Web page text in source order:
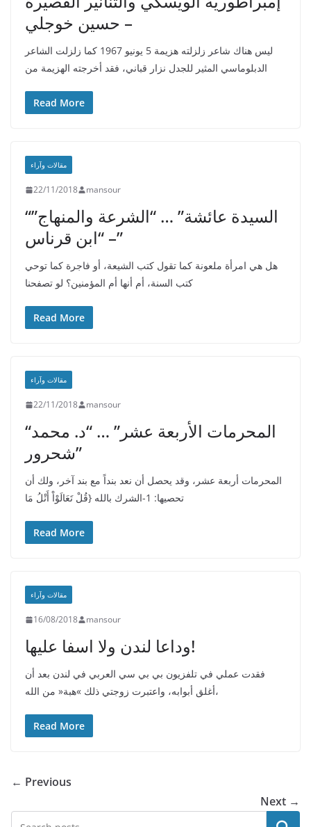
– حسين خوجلي
ليس هناك شاعر زلزلته هزيمة 5 يونيو 1967 كما زلزلت الشاعر
الدبلوماسي المثير للجدل نزار قباني، فقد أخرجته الهزيمة من
Read More
مقالات وآراء
22/11/2018 mansour
“السيدة عائشة” … “الشرعة والمنهاج”
– “ابن قرناس”
هل هي امرأة ملعونة كما تقول كتب الشيعة، أو فاجرة كما توحي
كتب السنة، أم أنها أم المؤمنين؟ لو تصفحنا
Read More
مقالات وآراء
22/11/2018 mansour
“المحرمات الأربعة عشر” … “د. محمد
شحرور”
المحرمات أربعة عشر، وقد يحصل أن نعد بنداً مع بند آخر، ولك أن
تحصيها: 1-الشرك بالله {قُلْ تَعَالَوْاْ أَتْلُ مَا
Read More
مقالات وآراء
16/08/2018 mansour
وداعا لندن ولا اسفا عليها!
فقدت عملي في تلفزيون بي بي سي العربي في لندن بعد أن
أغلق أبوابه، واعتبرت زوجتي ذلك »هبة« من الله،
Read More
← Previous
Next →